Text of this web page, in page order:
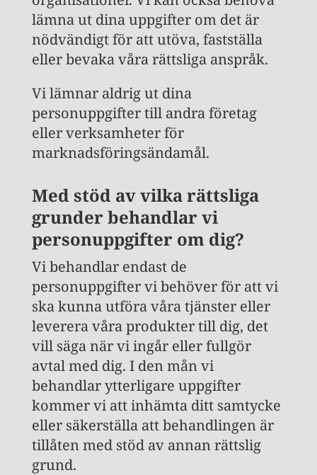
lämna ut dina uppgifter om det är
nödvändigt för att utöva, fastställa
eller bevaka våra rättsliga anspråk.
Vi lämnar aldrig ut dina
personuppgifter till andra företag
eller verksamheter för
marknadsföringsändamål.
Med stöd av vilka rättsliga
grunder behandlar vi
personuppgifter om dig?
Vi behandlar endast de
personuppgifter vi behöver för att vi
ska kunna utföra våra tjänster eller
leverera våra produkter till dig, det
vill säga när vi ingår eller fullgör
avtal med dig. I den mån vi
behandlar ytterligare uppgifter
kommer vi att inhämta ditt samtycke
eller säkerställa att behandlingen är
tillåten med stöd av annan rättslig
grund.